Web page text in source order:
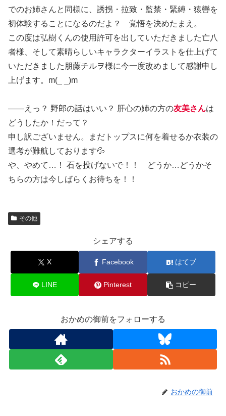
でのお姉さんと同様に、誘拐・拉致・監禁・緊縛・猿轡を
初体験することになるのだよ？ 覚悟を決めたまえ。
この度は弘樹くんの使用許可を出していただきました亡八
者様、そして素晴らしいキャラクターイラストを仕上げて
いただきました朋藤チルヲ様に今一度改めまして感謝申し
上げます。m(_ _)m
――えっ？ 野郎の話はいい？ 肝心の姉の方の友美さんは
どうしたか！だって？
申し訳ございません。まだトップスに何を着せるか衣装の
選考が難航しております💦
や、やめて…！ 石を投げないで！！ どうか…どうかそ
ちらの方は今しばらくお待ちを！！
その他
シェアする
X Facebook はてブ
LINE Pinterest コピー
おかめの御前をフォローする
おかめの御前